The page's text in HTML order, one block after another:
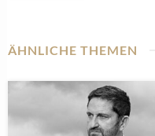
ÄHNLICHE THEMEN